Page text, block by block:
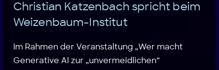
Christian Katzenbach spricht beim
Weizenbaum-Institut
Im Rahmen der Veranstaltung „Wer macht
Generative AI zur „unvermeidlichen“